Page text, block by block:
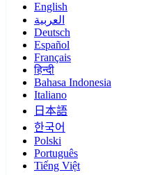
English
العربية
Deutsch
Español
Français
हिन्दी
Bahasa Indonesia
Italiano
日本語
한국어
Polski
Português
Tiếng Việt